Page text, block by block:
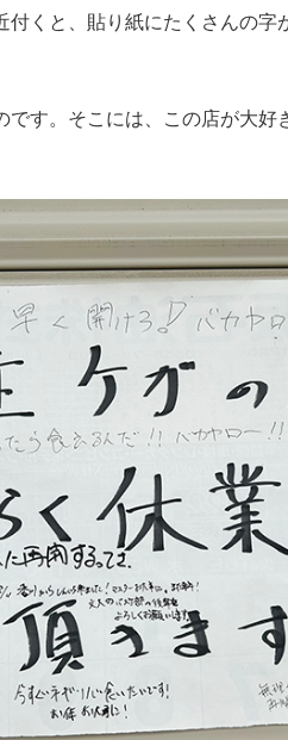
付くと、貼り紙にたくさんの字
です。そこには、この店が大好